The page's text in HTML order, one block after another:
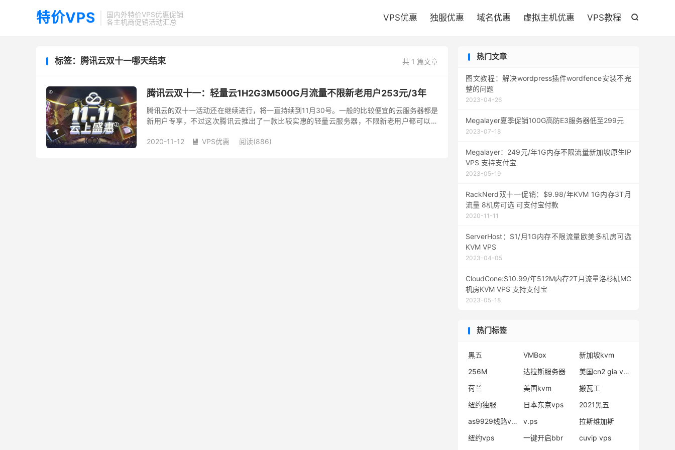
特价VPS
国内外特价VPS优惠促销
各主机商促销活动汇总

VPS优惠 独服优惠 域名优惠 虚拟主机优惠 VPS教程
共 1 篇文章
标签：腾讯云双十一哪天结束
腾讯云双十一：轻量云1H2G3M500G月流量不限新老用户253元/3年
腾讯云的双十一活动还在继续进行，将一直持续到11月30号。一般的比较便宜的云服务器都是
新用户专享，不过这次腾讯云推出了一款比较实惠的轻量云服务器，不限新老用户都可以购
2020-11-12
 VPS优惠 阅读(886)
热门文章
图文教程：解决wordpress插件wordfence安装不完
整的问题
2023-04-26
Megalayer夏季促销100G高防E3服务器低至299元
2023-07-18
Megalayer：249元/年1G内存不限流量新加坡原生IP
VPS 支持支付宝
2023-05-19
RackNerd双十一促销：$9.98/年KVM 1G内存3T月
流量 8机房可选 可支付宝付款
2020-11-11
ServerHost：$1/月1G内存不限流量欧美多机房可选
KVM VPS
2023-04-05
CloudCone:$10.99/年512M内存2T月流量洛杉矶MC
机房KVM VPS 支持支付宝
2023-05-18
热门标签
黑五 VMBox
新加坡kvm
256M
达拉斯服务器
美国cn2 gia vps
荷兰
美国kvm
搬瓦工
纽约独服
日本东京vps
2021黑五
as9929线路vps
v.ps
拉斯维加斯
纽约vps
一键开启bbr cuvip vps